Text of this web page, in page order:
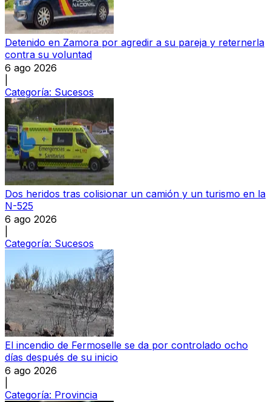
Detenido en Zamora por agredir a su pareja y reternerla
contra su voluntad
6 ago 2026
Categoría: Sucesos
Dos heridos tras colisionar un camión y un turismo en la
N-525
6 ago 2026
Categoría: Sucesos
El incendio de Fermoselle se da por controlado ocho
días después de su inicio
6 ago 2026
Categoría: Provincia